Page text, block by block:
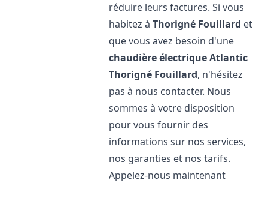
réduire leurs factures. Si vous
habitez àThorigné Fouillard et
que vous avez besoin d'une
chaudière électrique Atlantic
Thorigné Fouillard, n'hésitez
pas à nous contacter. Nous
sommes à votre disposition
pour vous fournir des
informations sur nos services,
nos garanties et nos tarifs.
Appelez-nous maintenant